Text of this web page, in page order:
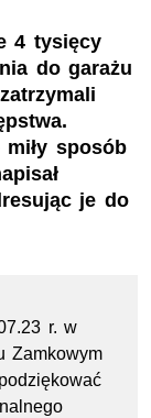
4 tysięcy
do garażu
miły sposób
je do
r. w
Zamkowym